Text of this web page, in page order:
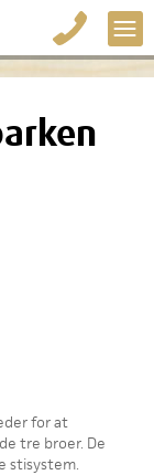
for at
tre broer. De
stisystem.